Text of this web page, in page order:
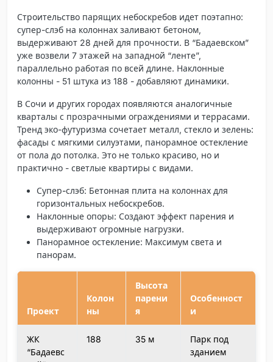
Строительство парящих небоскребов идет поэтапно:
супер-слэб на колоннах заливают бетоном,
выдерживают 28 дней для прочности. В “Бадаевском”
уже возвели 7 этажей на западной “ленте”,
параллельно работая по всей длине. Наклонные
колонны - 51 штука из 188 - добавляют динамики.
В Сочи и других городах появляются аналогичные
кварталы с прозрачными ограждениями и террасами.
Тренд эко-футуризма сочетает металл, стекло и зелень:
фасады с мягкими силуэтами, панорамное остекление
от пола до потолка. Это не только красиво, но и
практично - светлые квартиры с видами.
Супер-слэб: Бетонная плита на колоннах для
горизонтальных небоскребов.
Наклонные опоры: Создают эффект парения и
выдерживают огромные нагрузки.
Панорамное остекление: Максимум света и
панорам.
Проект
Колон
ны
Высота
парени
я
Особенност
и
ЖК
“Бадаевс
188 35 м
Парк под
зданием